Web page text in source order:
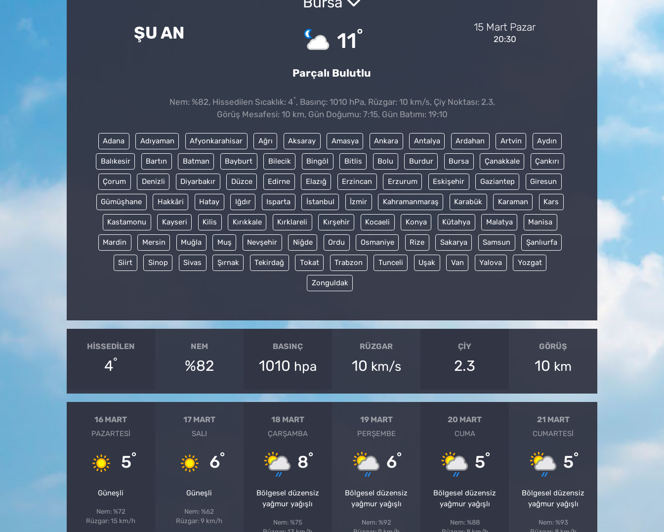
ŞU AN 11°
Parçalı Bulutlu
15 Mart Pazar
20:30
Nem: %82, Hissedilen Sıcaklık: 4°, Basınç: 1010 hPa, Rüzgar: 10 km/s, Çiy Noktası: 2.3,
Görüş Mesafesi: 10 km, Gün Doğumu: 7:15, Gün Batımı: 19:10
Adana Adıyaman Afyonkarahisar Ağrı Aksaray Amasya Ankara Antalya Ardahan Artvin Aydın
Balıkesir Bartın Batman Bayburt Bilecik Bingöl Bitlis Bolu Burdur Bursa Çanakkale Çankırı
Çorum Denizli Diyarbakır Düzce Edirne Elazığ Erzincan Erzurum Eskişehir Gaziantep Giresun
Gümüşhane Hakkâri Hatay Iğdır Isparta İstanbul İzmir Kahramanmaraş Karabük Karaman Kars
Kastamonu Kayseri Kilis Kırıkkale Kırklareli Kırşehir Kocaeli Konya Kütahya Malatya Manisa
Mardin Mersin Muğla Muş Nevşehir Niğde Ordu Osmaniye Rize Sakarya Samsun Şanlıurfa
Siirt Sinop Sivas Şırnak Tekirdağ Tokat Trabzon Tunceli Uşak Van Yalova Yozgat
Zonguldak
HISSEDILEN
4°
NEM
%82
BASINÇ
1010 hpa
RÜZGAR
10 km/s
ÇIY
2.3
GÖRÜŞ
10 km
16 MART
PAZARTESI
5°
Güneşli
Nem: %72
Rüzgar: 15 km/h
17 MART
SALI
6°
Güneşli
Nem: %62
Rüzgar: 9 km/h
18 MART
ÇARŞAMBA
8°
Bölgesel düzensiz
yağmur yağışlı
Nem: %75
19 MART
PERŞEMBE
6°
Bölgesel düzensiz
yağmur yağışlı
Nem: %92
20 MART
CUMA
5°
Bölgesel düzensiz
yağmur yağışlı
Nem: %88
21 MART
CUMARTESI
5°
Bölgesel düzensiz
yağmur yağışlı
Nem: %93